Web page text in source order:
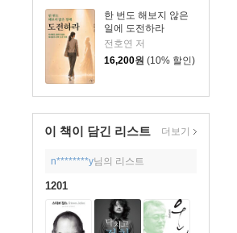
한 번도 해보지 않은
일에 도전하라
전호연 저
16,200원 (10% 할인)
이 책이 담긴 리스트 더보기
n********y님의 리스트
1201